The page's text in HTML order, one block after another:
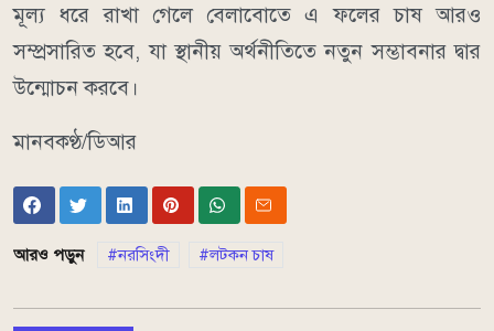
মূল্য ধরে রাখা গেলে বেলাবোতে এ ফলের চাষ আরও
সম্প্রসারিত হবে, যা স্থানীয় অর্থনীতিতে নতুন সম্ভাবনার দ্বার
উন্মোচন করবে।
মানবকণ্ঠ/ডিআর
আরও পড়ুন নরসিংদী লটকন চাষ